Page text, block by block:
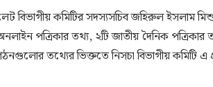
বিভাগীয় কমিটির সদস্যসচিব জহিরুল ইসলাম
পত্রিকার তথ্য, ২টি জাতীয় দৈনিক
তথ্যের ভিক্ততে নিসচা বিভাগীয় কমিটি এ